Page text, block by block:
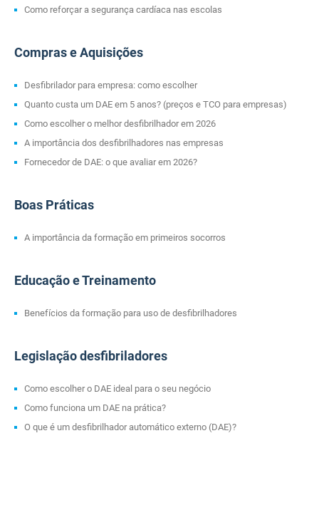
Como reforçar a segurança cardíaca nas escolas
Compras e Aquisições
Desfibrilador para empresa: como escolher
Quanto custa um DAE em 5 anos? (preços e TCO para empresas)
Como escolher o melhor desfibrilhador em 2026
A importância dos desfibrilhadores nas empresas
Fornecedor de DAE: o que avaliar em 2026?
Boas Práticas
A importância da formação em primeiros socorros
Educação e Treinamento
Benefícios da formação para uso de desfibrilhadores
Legislação desfibriladores
Como escolher o DAE ideal para o seu negócio
Como funciona um DAE na prática?
O que é um desfibrilhador automático externo (DAE)?